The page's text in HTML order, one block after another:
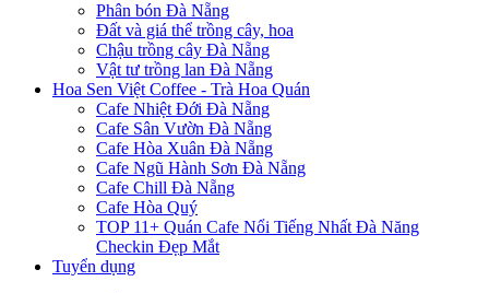
Phân bón Đà Nẵng
Đất và giá thể trồng cây, hoa
Chậu trồng cây Đà Nẵng
Vật tư trồng lan Đà Nẵng
Hoa Sen Việt Coffee - Trà Hoa Quán
Cafe Nhiệt Đới Đà Nẵng
Cafe Sân Vườn Đà Nẵng
Cafe Hòa Xuân Đà Nẵng
Cafe Ngũ Hành Sơn Đà Nẵng
Cafe Chill Đà Nẵng
Cafe Hòa Quý
TOP 11+ Quán Cafe Nổi Tiếng Nhất Đà Năng
Checkin Đẹp Mắt
Tuyển dụng